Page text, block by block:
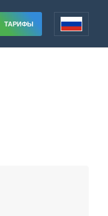
ТАРИФЫ